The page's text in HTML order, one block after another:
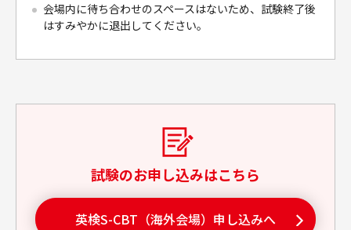
会場内に待ち合わせのスペースはないため、試験終了後
はすみやかに退出してください。
試験のお申し込みはこちら
英検S-CBT（海外会場）申し込みへ